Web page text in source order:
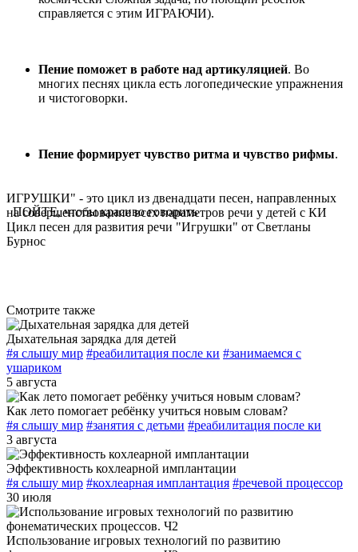
справляется с этим ИГРАЮЧИ).
Пение поможет в работе над артикуляцией. Во
многих песнях цикла есть логопедические упражнения
и чистоговорки.
Пение формирует чувство ритма и чувство рифмы.
ПОЙТЕ, чтобы красиво говорить
ИГРУШКИ" - это цикл из двенадцати песен, направленных
на совершенствование всех параметров речи у детей с КИ
Цикл песен для развития речи "Игрушки" от Светланы
Бурнос
Смотрите также
Дыхательная зарядка для детей
#я слышу мир #реабилитация после ки #занимаемся с
ушариком
5 августа
Как лето помогает ребёнку учиться новым словам?
#я слышу мир #занятия с детьми #реабилитация после ки
3 августа
Эффективность кохлеарной имплантации
#я слышу мир #кохлеарная имплантация #речевой процессор
30 июля
Использование игровых технологий по развитию